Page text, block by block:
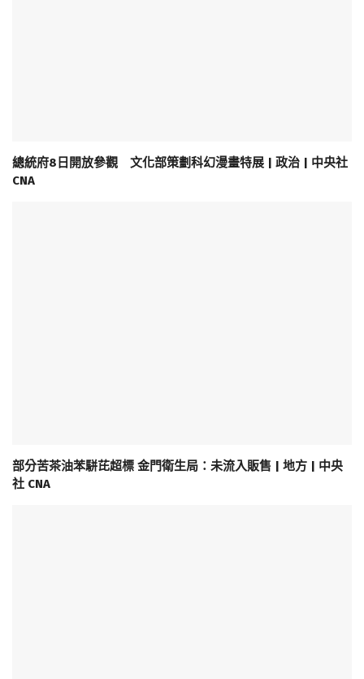
總統府8日開放參觀 文化部策劃科幻漫畫特展 | 政治 | 中央社
CNA
部分苦茶油苯駢芘超標 金門衛生局：未流入販售 | 地方 | 中央
社 CNA